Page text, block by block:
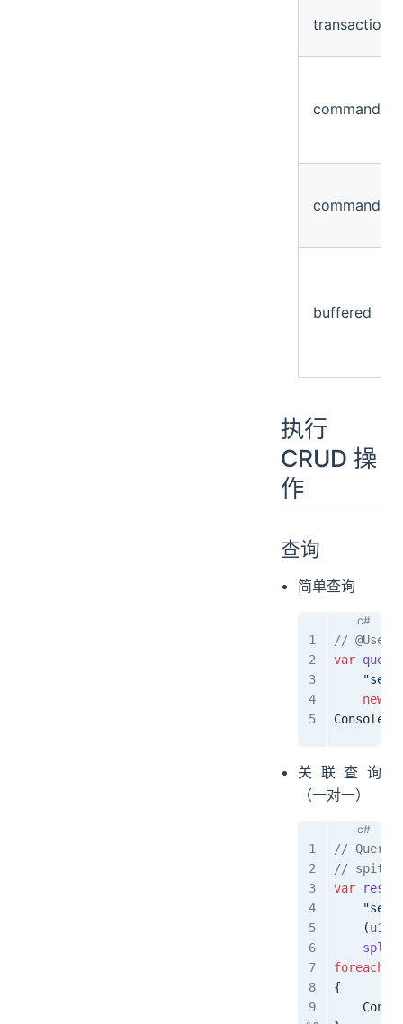
transaction
buffered
执行
CRUD 操
作
查询
简单查询
//
var query
    new
Console
关联查询
（一对一）
//
// spitOn
var
    (
u1
foreach
{